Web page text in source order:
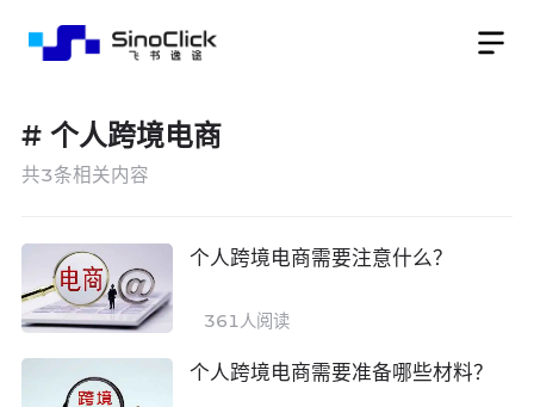
# 个人跨境电商
共3条相关内容
个人跨境电商需要注意什么？
361人阅读
个人跨境电商需要准备哪些材料？